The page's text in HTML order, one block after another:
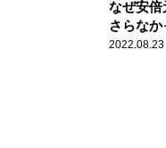
なぜ安倍
さらな
理は屈ま
2022.08.23